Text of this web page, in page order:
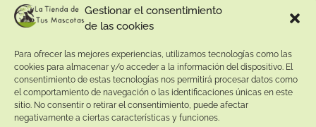
Gestionar el consentimiento
de las cookies
Para ofrecer las mejores experiencias, utilizamos tecnologías como las
cookies para almacenar y/o acceder a la información del dispositivo. El
consentimiento de estas tecnologías nos permitirá procesar datos como
el comportamiento de navegación o las identificaciones únicas en este
sitio. No consentir o retirar el consentimiento, puede afectar
negativamente a ciertas características y funciones.
Contacto:
Dirección:
Calle Pepe Jiménez 19, Rute, 14950 Códoba. España
Teléfono:
+34641081328